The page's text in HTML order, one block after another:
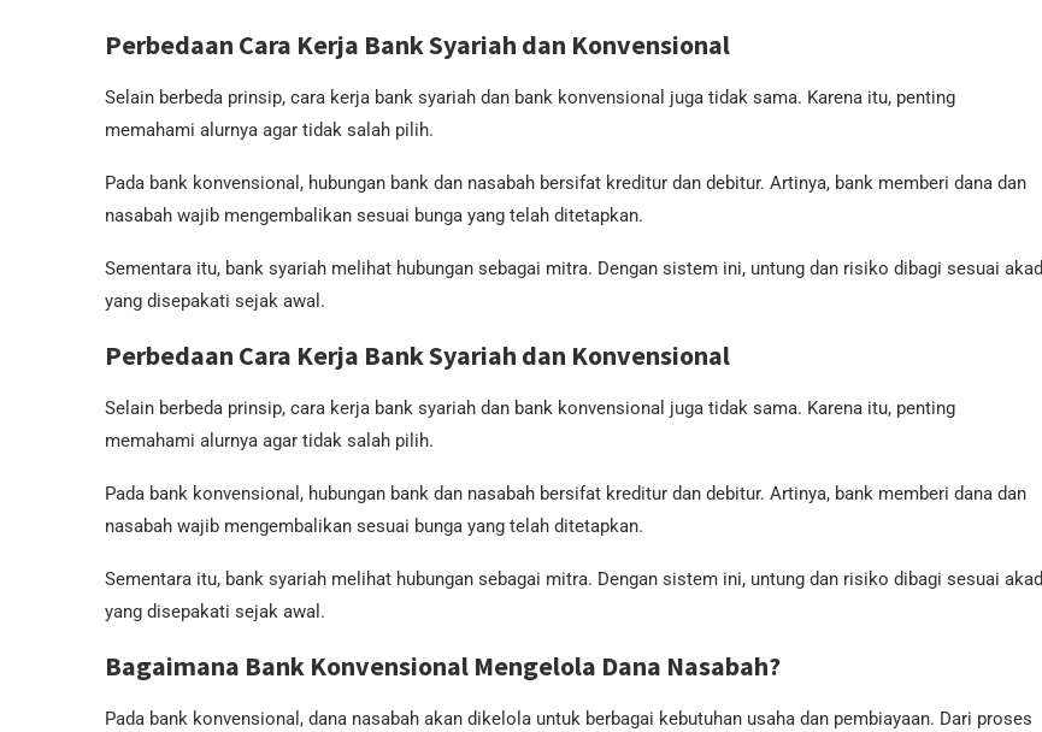
Perbedaan Cara Kerja Bank Syariah dan Konvensional
Selain berbeda prinsip, cara kerja bank syariah dan bank konvensional juga tidak sama. Karena itu, penting
memahami alurnya agar tidak salah pilih.
Pada bank konvensional, hubungan bank dan nasabah bersifat kreditur dan debitur. Artinya, bank memberi dana dan
nasabah wajib mengembalikan sesuai bunga yang telah ditetapkan.
Sementara itu, bank syariah melihat hubungan sebagai mitra. Dengan sistem ini, untung dan risiko dibagi sesuai akad
yang disepakati sejak awal.
Perbedaan Cara Kerja Bank Syariah dan Konvensional
Selain berbeda prinsip, cara kerja bank syariah dan bank konvensional juga tidak sama. Karena itu, penting
memahami alurnya agar tidak salah pilih.
Pada bank konvensional, hubungan bank dan nasabah bersifat kreditur dan debitur. Artinya, bank memberi dana dan
nasabah wajib mengembalikan sesuai bunga yang telah ditetapkan.
Sementara itu, bank syariah melihat hubungan sebagai mitra. Dengan sistem ini, untung dan risiko dibagi sesuai akad
yang disepakati sejak awal.
Bagaimana Bank Konvensional Mengelola Dana Nasabah?
Pada bank konvensional, dana nasabah akan dikelola untuk berbagai kebutuhan usaha dan pembiayaan. Dari proses